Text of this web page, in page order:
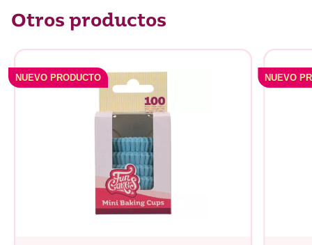
Otros productos
NUEVO PRODUCTO NUEVO